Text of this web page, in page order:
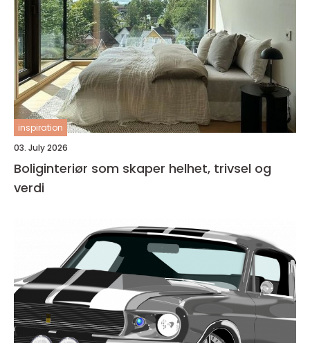
inspiration
03. July 2026
Boliginteriør som skaper helhet, trivsel og
verdi